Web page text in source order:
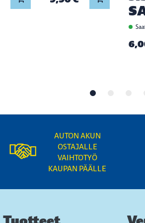
AUTON AKUN
OSTAJALLE
VAIHTOTYÖ
KAUPAN PÄÄLLE